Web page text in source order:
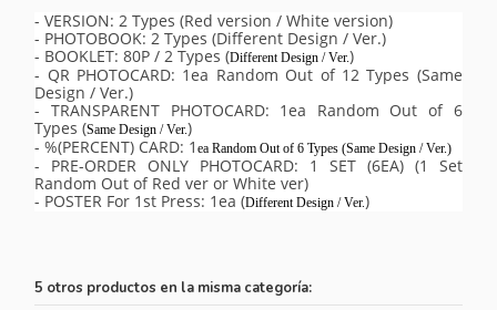
- VERSION: 2 Types (Red version / White version)
- PHOTOBOOK: 2 Types (Different Design / Ver.)
- BOOKLET: 80P / 2 Types (Different Design / Ver.)
- QR PHOTOCARD: 1ea Random Out of 12 Types (Same
Design / Ver.)
- TRANSPARENT PHOTOCARD: 1ea Random Out of 6
Types (Same Design / Ver.)
- %(PERCENT) CARD: 1ea Random Out of 6 Types (Same Design / Ver.)
- PRE-ORDER ONLY PHOTOCARD: 1 SET (6EA) (1 Set
Random Out of Red ver or White ver)
- POSTER For 1st Press: 1ea (Different Design / Ver.)
5 otros productos en la misma categoría: